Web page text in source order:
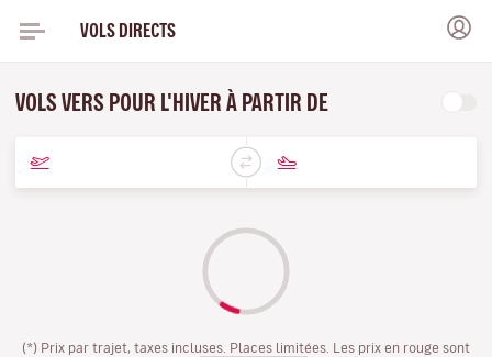
VOLS DIRECTS
VOLS VERS POUR L'HIVER À PARTIR DE
(*) Prix par trajet, taxes incluses. Places limitées. Les prix en rouge sont